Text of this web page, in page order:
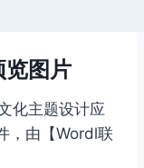
览图片
化主题设计应
，由【Wordl联